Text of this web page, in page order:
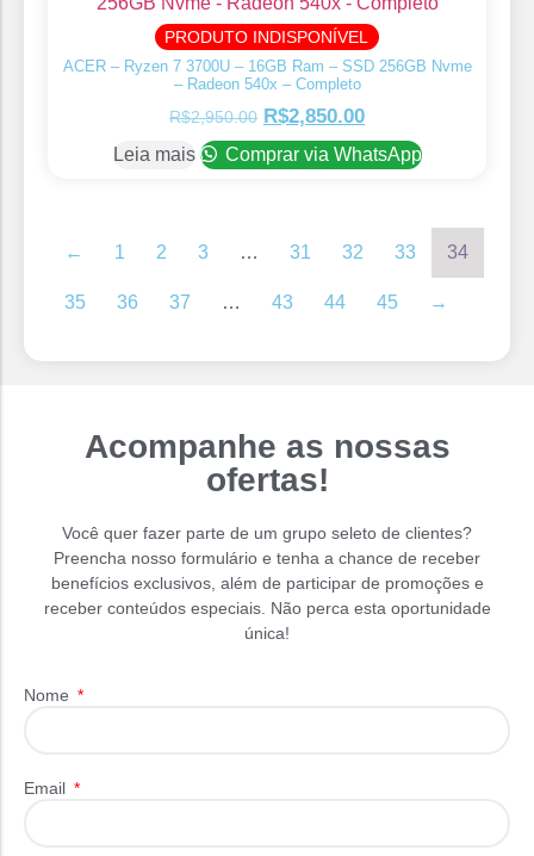
PRODUTO INDISPONÍVEL
ACER – Ryzen 7 3700U – 16GB Ram – SSD 256GB Nvme
– Radeon 540x – Completo
R$2,950.00 R$2,850.00
Leia mais Comprar via WhatsApp
← 1 2 3 … 31 32 33 34
35 36 37 … 43 44 45 →
Acompanhe as nossas
ofertas!
Você quer fazer parte de um grupo seleto de clientes?
Preencha nosso formulário e tenha a chance de receber
benefícios exclusivos, além de participar de promoções e
receber conteúdos especiais. Não perca esta oportunidade
única!
Nome
Email